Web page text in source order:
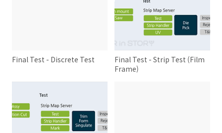
Final Test - Discrete Test
Final Test - Strip Test (Film
Frame)